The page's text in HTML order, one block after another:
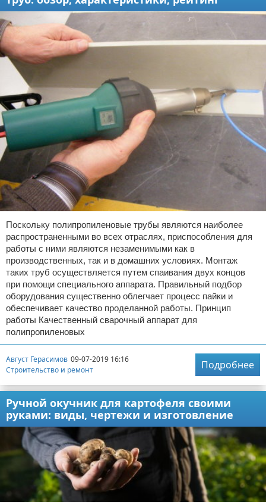
Поскольку полипропиленовые трубы являются наиболее
распространенными во всех отраслях, приспособления для
работы с ними являются незаменимыми как в
производственных, так и в домашних условиях. Монтаж
таких труб осуществляется путем спаивания двух концов
при помощи специального аппарата. Правильный подбор
оборудования существенно облегчает процесс пайки и
обеспечивает качество проделанной работы. Принцип
работы Качественный сварочный аппарат для
полипропиленовых
Август Герасимов 09-07-2019 16:16
Строительство и ремонт
Подробнее
Ручной окучник для картофеля своими
руками: виды, чертежи и изготовление